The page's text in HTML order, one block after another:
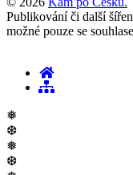
Publikování či další
možné pouze se
❅
❆
❅
❆